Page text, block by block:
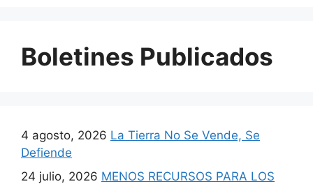
Boletines Publicados
4 agosto, 2026 La Tierra No Se Vende, Se
Defiende
24 julio, 2026 MENOS RECURSOS PARA LOS